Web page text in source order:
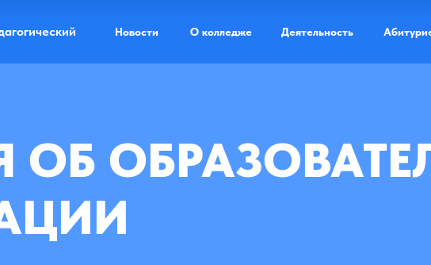
Деятельность
О колледже
Новости
Доступная
ОБ